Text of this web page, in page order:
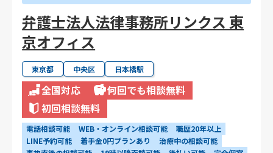
弁護士法人法律事務所リンクス 東
京オフィス
東京都 中央区 日本橋駅
全国対応
何回でも相談無料
初回相談無料
電話相談可能 WEB・オンライン相談可能
職歴20年以上
LINE予約可能
着手金0円プランあり
治療中の相談可能